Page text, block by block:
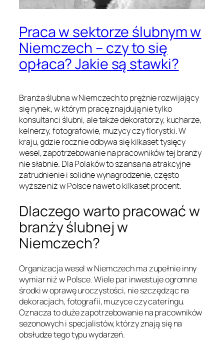
Praca w sektorze ślubnym w
Niemczech – czy to się
opłaca? Jakie są stawki?
Branża ślubna w Niemczech to prężnie rozwijający
się rynek, w którym pracę znajdują nie tylko
konsultanci ślubni, ale także dekoratorzy, kucharze,
kelnerzy, fotografowie, muzycy czy florystki. W
kraju, gdzie rocznie odbywa się kilkaset tysięcy
wesel, zapotrzebowanie na pracowników tej branży
nie słabnie. Dla Polaków to szansa na atrakcyjne
zatrudnienie i solidne wynagrodzenie, często
wyższe niż w Polsce nawet o kilkaset procent.
Dlaczego warto pracować w
branży ślubnej w
Niemczech?
Organizacja wesel w Niemczech ma zupełnie inny
wymiar niż w Polsce. Wiele par inwestuje ogromne
środki w oprawę uroczystości, nie szczędząc na
dekoracjach, fotografii, muzyce czy cateringu.
Oznacza to duże zapotrzebowanie na pracowników
sezonowych i specjalistów, którzy znają się na
obsłudze tego typu wydarzeń.